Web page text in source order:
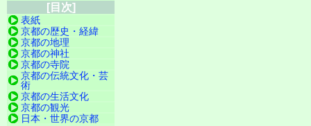
[目次]
表紙
京都の歴史・経緯
京都の地理
京都の神社
京都の寺院
京都の伝統文化・芸
術
京都の生活文化
京都の観光
日本・世界の京都